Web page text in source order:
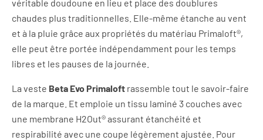
véritable doudoune en lieu et place des doublures
chaudes plus traditionnelles. Elle-même étanche au vent
et à la pluie grâce aux propriétés du matériau Primaloft®,
elle peut être portée indépendamment pour les temps
libres et les pauses de la journée.
La veste Beta Evo Primaloft rassemble tout le savoir-faire
de la marque. Et emploie un tissu laminé 3 couches avec
une membrane H2Out® assurant étanchéité et
respirabilité avec une coupe légèrement ajustée. Pour